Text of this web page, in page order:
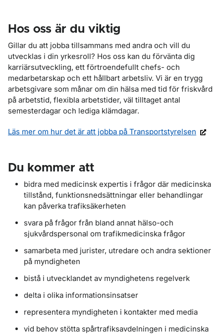
Hos oss är du viktig
Gillar du att jobba tillsammans med andra och vill du
utvecklas i din yrkesroll? Hos oss kan du förvänta dig
karriärsutveckling, ett förtroendefullt chefs- och
medarbetarskap och ett hållbart arbetsliv. Vi är en trygg
arbetsgivare som månar om din hälsa med tid för friskvård
på arbetstid, flexibla arbetstider, väl tilltaget antal
semesterdagar och lediga klämdagar.
Läs mer om hur det är att jobba på Transportstyrelsen
Du kommer att
bidra med medicinsk expertis i frågor där medicinska
tillstånd, funktionsnedsättningar eller behandlingar
kan påverka trafiksäkerheten
svara på frågor från bland annat hälso-och
sjukvårdspersonal om trafikmedicinska frågor
samarbeta med jurister, utredare och andra sektioner
på myndigheten
bistå i utvecklandet av myndighetens regelverk
delta i olika informationsinsatser
representera myndigheten i kontakter med media
vid behov stötta spårtrafiksavdelningen i medicinska